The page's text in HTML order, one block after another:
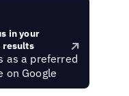
in your
results
as a preferred
on Google